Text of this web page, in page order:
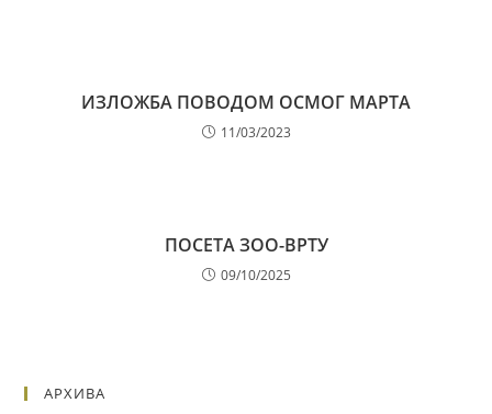
ИЗЛОЖБА ПОВОДОМ ОСМОГ МАРТА
11/03/2023
ПОСЕТА ЗОО-ВРТУ
09/10/2025
АРХИВА